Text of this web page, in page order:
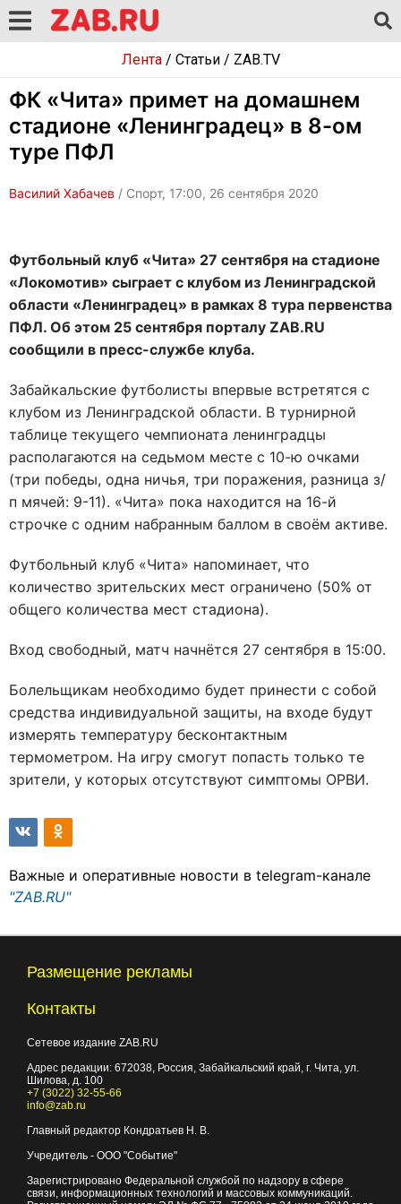
Лента/ Статьи/ ZAB.TV
ФК «Чита» примет на домашнем
стадионе «Ленинградец» в 8-ом
туре ПФЛ
Василий Хабачев / Спорт, 17:00, 26 сентября 2020
Футбольный клуб «Чита» 27 сентября на стадионе
«Локомотив» сыграет с клубом из Ленинградской
области «Ленинградец» в рамках 8 тура первенства
ПФЛ. Об этом 25 сентября порталу ZAB.RU
сообщили в пресс-службе клуба.
Забайкальские футболисты впервые встретятся с
клубом из Ленинградской области. В турнирной
таблице текущего чемпионата ленинградцы
располагаются на седьмом месте с 10-ю очками
(три победы, одна ничья, три поражения, разница з/
п мячей: 9-11). «Чита» пока находится на 16-й
строчке с одним набранным баллом в своём активе.
Футбольный клуб «Чита» напоминает, что
количество зрительских мест ограничено (50% от
общего количества мест стадиона).
Вход свободный, матч начнётся 27 сентября в 15:00.
Болельщикам необходимо будет принести с собой
средства индивидуальной защиты, на входе будут
измерять температуру бесконтактным
термометром. На игру смогут попасть только те
зрители, у которых отсутствуют симптомы ОРВИ.
Важные и оперативные новости в telegram-канале
"ZAB.RU"
Размещение рекламы
Контакты
Сетевое издание ZAB.RU
Адрес редакции: 672038, Россия, Забайкальский край, г. Чита, ул.
Шилова, д. 100
+7 (3022) 32-55-66
info@zab.ru
Главный редактор Кондратьев Н. В.
Учредитель - ООО "Событие"
Зарегистрировано Федеральной службой по надзору в сфере
связи, информационных технологий и массовых коммуникаций.